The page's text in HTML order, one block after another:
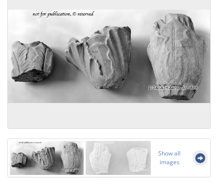
Show all
images